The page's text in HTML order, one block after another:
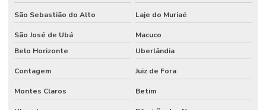
São Sebastião do Alto Laje do Muriaé
São José de Ubá
Macuco
Belo Horizonte
Uberlândia
Contagem Juiz de Fora
Montes Claros Betim